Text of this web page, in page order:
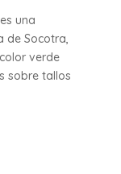
una
de Socotra,
verde
sobre tallos